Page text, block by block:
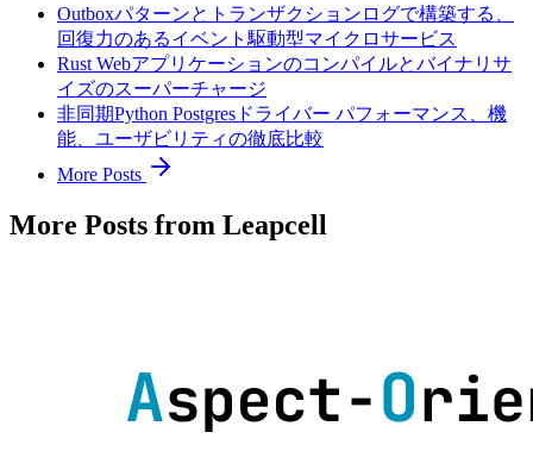
Outboxパターンとトランザクションログで構築する、
回復力のあるイベント駆動型マイクロサービス
Rust Webアプリケーションのコンパイルとバイナリサ
イズのスーパーチャージ
非同期Python Postgresドライバー パフォーマンス、機
能、ユーザビリティの徹底比較
More Posts
More Posts from Leapcell